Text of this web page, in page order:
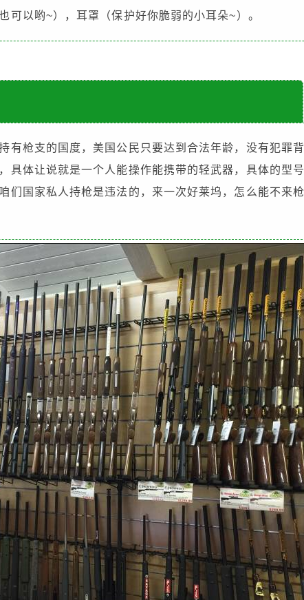
可以哟~），耳罩（保护好你脆弱的小耳朵~）。
有枪支的国度，美国公民只要达到合法年龄，没有犯罪背
具体让说就是一个人能操作能携带的轻武器，具体的型号
们国家私人持枪是违法的，来一次好莱坞，怎么能不来枪